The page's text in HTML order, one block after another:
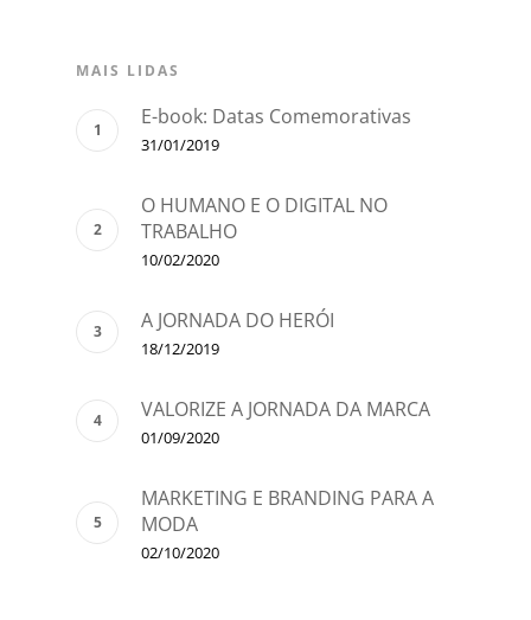
MAIS LIDAS
E-book: Datas Comemorativas
31/01/2019
O HUMANO E O DIGITAL NO
TRABALHO
10/02/2020
A JORNADA DO HERÓI
18/12/2019
VALORIZE A JORNADA DA MARCA
01/09/2020
MARKETING E BRANDING PARA A
MODA
02/10/2020